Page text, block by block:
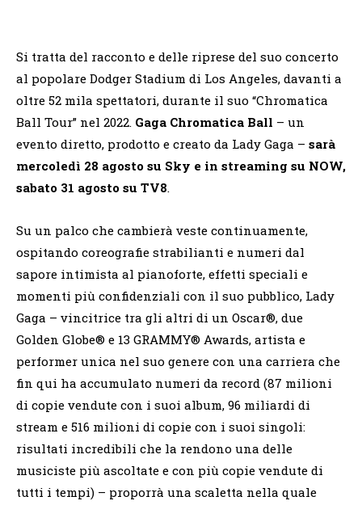
Si tratta del racconto e delle riprese del suo concerto
al popolare Dodger Stadium di Los Angeles, davanti a
oltre 52 mila spettatori, durante il suo “Chromatica
Ball Tour” nel 2022. Gaga Chromatica Ball – un
evento diretto, prodotto e creato da Lady Gaga – sarà
mercoledì 28 agosto su Sky e in streaming su NOW,
sabato 31 agosto su TV8.
Su un palco che cambierà veste continuamente,
ospitando coreografie strabilianti e numeri dal
sapore intimista al pianoforte, effetti speciali e
momenti più confidenziali con il suo pubblico, Lady
Gaga – vincitrice tra gli altri di un Oscar®, due
Golden Globe® e 13 GRAMMY® Awards, artista e
performer unica nel suo genere con una carriera che
fin qui ha accumulato numeri da record (87 milioni
di copie vendute con i suoi album, 96 miliardi di
stream e 516 milioni di copie con i suoi singoli:
risultati incredibili che la rendono una delle
musiciste più ascoltate e con più copie vendute di
tutti i tempi) – proporrà una scaletta nella quale